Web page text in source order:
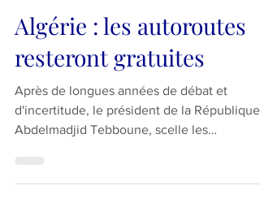
Algérie : les autoroutes
resteront gratuites
Après de longues années de débat et
d'incertitude, le président de la République,
points de péage sur les autoroutes, l ors de